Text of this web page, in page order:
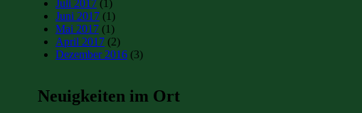
Juli 2017 (1)
Juni 2017 (1)
Mai 2017 (1)
April 2017 (2)
Dezember 2016 (3)
Neuigkeiten im Ort